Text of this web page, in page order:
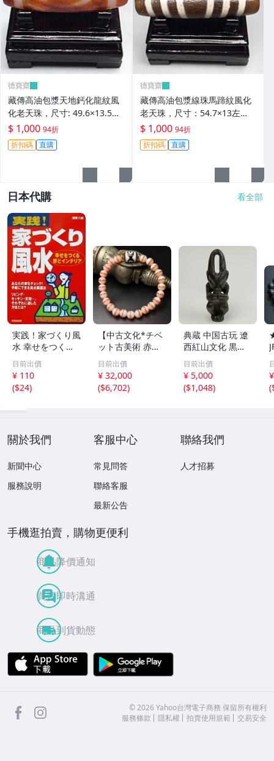
德寶齋
藏傳高油包漿天地鈣化龍紋風
化老天珠，尺寸: 49.6×13.5左
右，材質：瑪瑙， 天珠 瑪瑙
硃砂【德寶齋】406
$ 1,000 94折
折扣碼 直購
德寶齋
藏傳高油包漿線珠馬蹄紋風化
老天珠，尺寸：54.7×13左
右，材質：瑪瑙，玉髓 天珠 瑪
瑙 硃砂【德寶齋】405
$ 1,000 94折
折扣碼 直購
日本代購 看全部
実践！家づくり風
水 幸せをつくる
家とインテリア/
浅野八郎(著者)
目前出價
¥ 110
($24)
【中古文化*チベ
ット古美術 赤縞
天眼瑪瑙丸珠 天
地天珠組み合わせ
ブレスレット 縞
瑪瑙 古玩 アンテ
目前出價
¥ 32,000
($6,702)
典蔵 中国古玩 遼
西紅山文化 黒曜
石 黒皮玉 太陽神
祈祷像 唐物 骨董
品 古美術 古玉 彫
刻 時代物 魔除け
目前出價
¥ 5,000
($1,048)
(
關於我們
新聞中心
服務說明
客服中心
常見問答
聯絡客服
最新公告
聯絡我們
人才招募
手機逛拍賣，購物更便利
商品降價通知
買賣即時溝通
商品到貨動態
APP Store
facebook ©2026 Yahoo台灣電子商務 保留所有權利
服務條款
隱私權 拍賣使用規範 交易安全